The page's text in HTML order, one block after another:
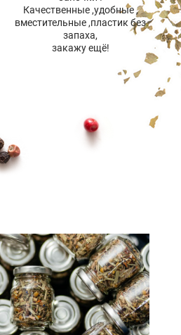
Качественные ,удобные ,
вместительные ,пластик без
запаха,
закажу ещё!